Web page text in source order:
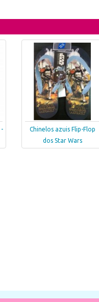
-
Chinelos azuis Flip-Flop
dos Star Wars